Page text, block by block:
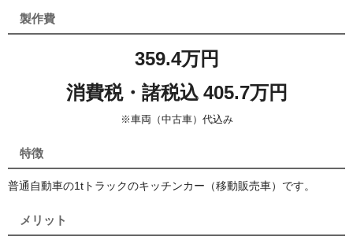
製作費
359.4万円
消費税・諸税込 405.7万円
※車両（中古車）代込み
特徴
普通自動車の1tトラックのキッチンカー（移動販売車）です。
メリット